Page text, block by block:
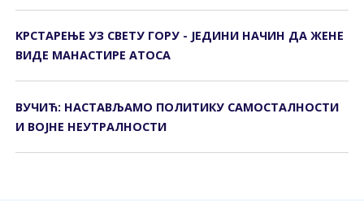
KРСТАРЕЊЕ УЗ СВЕТУ ГОРУ - ЈЕДИНИ НАЧИН ДА ЖЕНЕ
ВИДЕ МАНАСТИРЕ АТОСА
ВУЧИЋ: НАСТАВЉАМО ПОЛИТИКУ САМОСТАЛНОСТИ
И ВОЈНЕ НЕУТРАЛНОСТИ